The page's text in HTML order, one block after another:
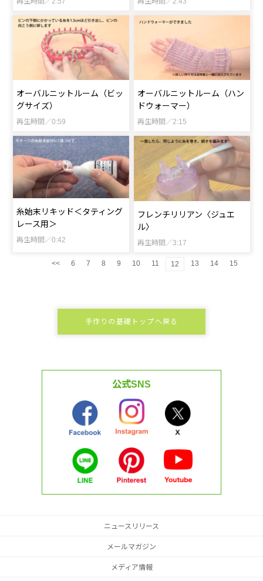
オーバルニットルーム（ビッ
グサイズ）
再生時間／0:59
オーバルニットルーム（ハン
ドウォーマー）
再生時間／2:15
糸始末リキッド＜タティング
レース用＞
再生時間／0:42
フレンチリリアン〈ジュエ
ル〉
再生時間／3:17
<< 6 7 8 9 10 11 12 13 14 15
手作りの基礎トップへ戻る
公式SNS
ニュースリリース
メールマガジン
メディア情報